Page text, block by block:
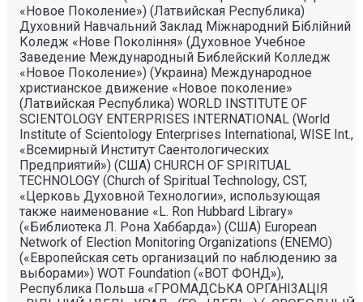
«Новое Поколение») (Латвийская Республика)
Духовний Навчальний Заклад Міжнародний Біблійний
Коледж «Нове Покоління» (Духовное Учебное
Заведение Международный Библейский Колледж
«Новое Поколение») (Украина) Международное
христианское движение «Новое поколение»
(Латвийская Республика) WORLD INSTITUTE OF
SCIENTOLOGY ENTERPRISES INTERNATIONAL (World
Institute of Scientology Enterprises International, WISE Int.,
«Всемирный Институт Саентологических
Предприятий») (США) CHURCH OF SPIRITUAL
TECHNOLOGY (Church of Spiritual Technology, CST,
«Церковь Духовной Технологии», использующая
также наименование «L. Ron Hubbard Library»
(«Библиотека Л. Рона Хаббарда») (США) European
Network of Election Monitoring Organizations (ENEMO)
(«Европейская сеть организаций по наблюдению за
выборами») WOT Foundation («ВОТ ФОНД»),
Республика Польша «ГРОМАДСЬКА ОРГАНI3АЦIЯ